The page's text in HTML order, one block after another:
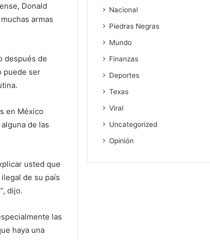
Donald
armas
después de
puede ser
en México
de las
usted que
de su país
dijo.
las
haya una
Nacional
Piedras Negras
Mundo
Finanzas
Deportes
Texas
Viral
Uncategorized
Opinión